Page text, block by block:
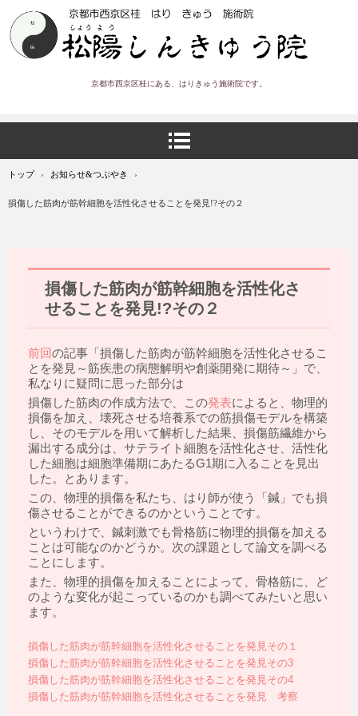
京都市西京区桂にある、はりきゅう施術院です。
トップ › お知らせ&つぶやき ›
損傷した筋肉が筋幹細胞を活性化させることを発見!?その２
損傷した筋肉が筋幹細胞を活性化さ
せることを発見!?その２
前回の記事「損傷した筋肉が筋幹細胞を活性化させるこ
とを発見～筋疾患の病態解明や創薬開発に期待～」で、
私なりに疑問に思った部分は
損傷した筋肉の作成方法で、この発表によると、物理的
損傷を加え、壊死させる培養系での筋損傷モデルを構築
し、そのモデルを用いて解析した結果、損傷筋繊維から
漏出する成分は、サテライト細胞を活性化させ、活性化
した細胞は細胞準備期にあたるG1期に入ることを見出
した。とあります。
この、物理的損傷を私たち、はり師が使う「鍼」でも損
傷させることができるのかということです。
というわけで、鍼刺激でも骨格筋に物理的損傷を加える
ことは可能なのかどうか。次の課題として論文を調べる
ことにします。
また、物理的損傷を加えることによって、骨格筋に、ど
のような変化が起こっているのかも調べてみたいと思い
ます。
損傷した筋肉が筋幹細胞を活性化させることを発見その１
損傷した筋肉が筋幹細胞を活性化させることを発見その3
損傷した筋肉が筋幹細胞を活性化させることを発見その4
損傷した筋肉が筋幹細胞を活性化させることを発見 考察